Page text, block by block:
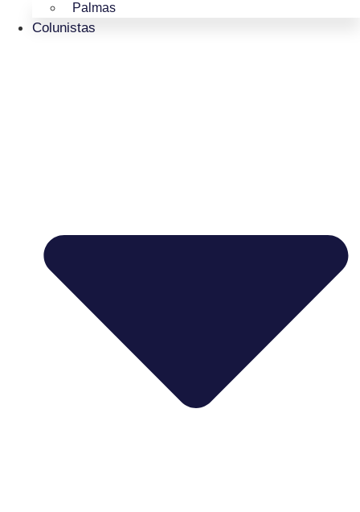
Palmas
Colunistas